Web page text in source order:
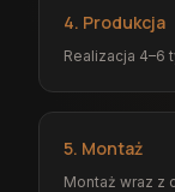
4. Produkcja
Realizacja 4–6
5. Montaż
Montaż wraz z